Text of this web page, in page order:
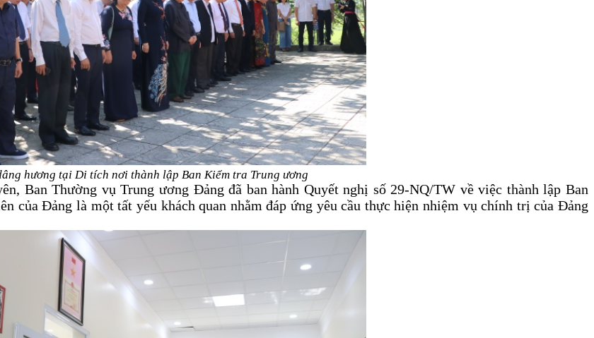
hương tại Di tích nơi thành lập Ban Kiểm tra Trung ương
Ban Thường vụ Trung ương Đảng đã ban hành Quyết nghị số 29-NQ/TW về việc thành lập Ban
của Đảng là một tất yếu khách quan nhằm đáp ứng yêu cầu thực hiện nhiệm vụ chính trị của Đảng